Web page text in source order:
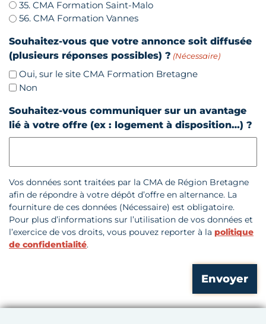
35. CMA Formation Saint-Malo
56. CMA Formation Vannes
Souhaitez-vous que votre annonce soit diffusée
(plusieurs réponses possibles) ? (Nécessaire)
Oui, sur le site CMA Formation Bretagne
Non
Souhaitez-vous communiquer sur un avantage
lié à votre offre (ex : logement à disposition…) ?
Vos données sont traitées par la CMA de Région Bretagne
afin de répondre à votre dépôt d’offre en alternance. La
fourniture de ces données (Nécessaire) est obligatoire.
Pour plus d’informations sur l’utilisation de vos données et
l’exercice de vos droits, vous pouvez reporter à la politique
de confidentialité.